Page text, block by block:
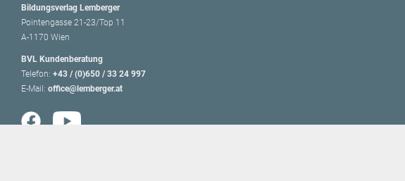
Bildungsverlag Lemberger
Pointengasse 21-23/Top 11
A-1170 Wien
BVL Kundenberatung
Telefon: +43 / (0)650 / 33 24 997
E-Mail: office@lemberger.at